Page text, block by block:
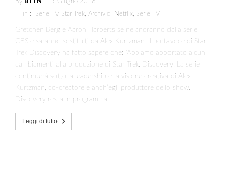
By BTTN
15 Giugno 2018
in : Serie TV Star Trek, Archivio, Netflix, Serie TV
Gretchen Berg e Aaron Harberts se ne andranno dalla serie
CBS e saranno sostituiti da Alex Kurtzman. Il portavoce di Star
Trek Discovery ha fatto sapere che: “Abbiamo apportato alcuni
cambiamenti alla produzione di Star Trek: Discovery. La serie
continuerà sotto la leadership e la visione creativa di Alex
Kurtzman, co-creatore e anch’egli produttore dello show.
Discovery resta in programma …
Leggi di tutto